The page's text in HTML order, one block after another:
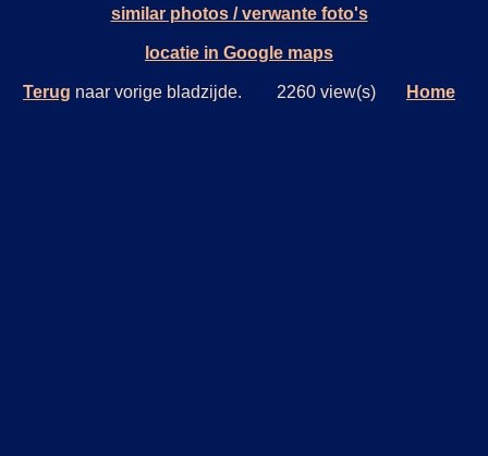
similar photos / verwante foto's
locatie in Google maps
Terug naar vorige bladzijde. 2260 view(s) Home